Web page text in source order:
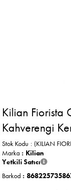
Kilian Fiorista
Kahverengi
(KILIAN
Stok Kodu
Marka : Kilian
Yetkili Satıcı
Barkod :